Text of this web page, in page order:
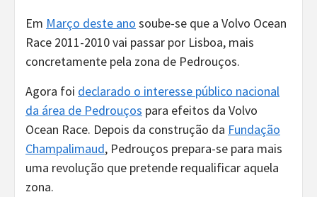
Em Março deste ano soube-se que a Volvo Ocean
Race 2011-2010 vai passar por Lisboa, mais
concretamente pela zona de Pedrouços.
Agora foi declarado o interesse público nacional
da área de Pedrouços para efeitos da Volvo
Ocean Race. Depois da construção da Fundação
Champalimaud, Pedrouços prepara-se para mais
uma revolução que pretende requalificar aquela
zona.